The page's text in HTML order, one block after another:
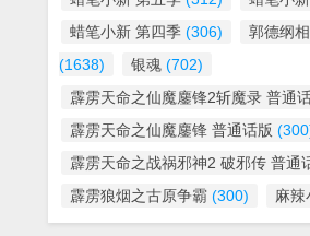
蜡笔小新 第四季 (306)
郭德纲
(1638)
银魂 (702)
霹雳天命之仙魔鏖锋2斩魔录 普通
霹雳天命之仙魔鏖锋 普通话版
霹雳天命之战祸邪神2 破邪传 普通
霹雳狼烟之古原争霸 (300) 麻辣